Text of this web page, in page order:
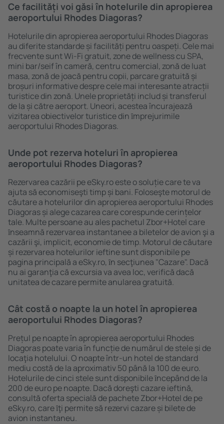
Ce facilități voi găsi în hotelurile din apropierea
aeroportului Rhodes Diagoras?
Hotelurile din apropierea aeroportului Rhodes Diagoras
au diferite standarde și facilități pentru oaspeți. Cele mai
frecvente sunt Wi-Fi gratuit, zone de wellness cu SPA,
mini bar/seif în cameră, centru comercial, zonă de luat
masa, zonă de joacă pentru copii, parcare gratuită și
broșuri informative despre cele mai interesante atracții
turistice din zonă. Unele proprietăți includ și transferul
de la și către aeroport. Uneori, acestea încurajează
vizitarea obiectivelor turistice din ȋmprejurimile
aeroportului Rhodes Diagoras.
Unde pot rezerva hoteluri în apropierea
aeroportului Rhodes Diagoras?
Rezervarea cazării pe eSky.ro este o soluție care te va
ajuta să economiseşti timp și bani. Foloseşte motorul de
căutare a hotelurilor din apropierea aeroportului Rhodes
Diagoras și alege cazarea care corespunde cerințelor
tale. Multe persoane au ales pachetul Zbor+Hotel care
ȋnseamnă rezervarea instantanee a biletelor de avion şi a
cazării şi, implicit, economie de timp. Motorul de căutare
și rezervarea hotelurilor ieftine sunt disponibile pe
pagina principală a eSky.ro, ȋn secţiunea "Cazare". Dacă
nu ai garanţia că excursia va avea loc, verifică dacă
unitatea de cazare permite anularea gratuită.
Cât costă o noapte la un hotel în apropierea
aeroportului Rhodes Diagoras?
Prețul pe noapte în apropierea aeroportului Rhodes
Diagoras poate varia în funcție de numărul de stele și de
locaţia hotelului. O noapte într-un hotel de standard
mediu costă de la aproximativ 50 până la 100 de euro.
Hotelurile de cinci stele sunt disponibile ȋncepând de la
200 de euro pe noapte. Dacă doreşti cazare ieftină,
consultă oferta specială de pachete Zbor+Hotel de pe
eSky.ro, care ȋţi permite să rezervi cazare și bilete de
avion instantaneu.